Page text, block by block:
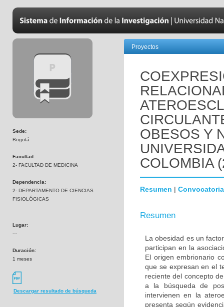
Sede:
Bogotá
Facultad:
2- FACULTAD DE MEDICINA
Dependencia:
2- DEPARTAMENTO DE CIENCIAS
FISIOLÓGICAS
Lugar:
---
Duración:
1 meses
Descargar resultado de búsqueda
Proyectos
OBESOS Y
COLOMBIA
Resumen | Convocatoria
Resumen
La obesidad es un
participan en la
El origen embrionario
que se expresan en el
reciente del concepto
a la búsqueda de
intervienen en la
presenta según